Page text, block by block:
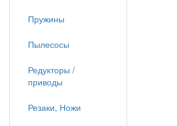
Пружины
Пылесосы
Редукторы /
приводы
Резаки, Ножи